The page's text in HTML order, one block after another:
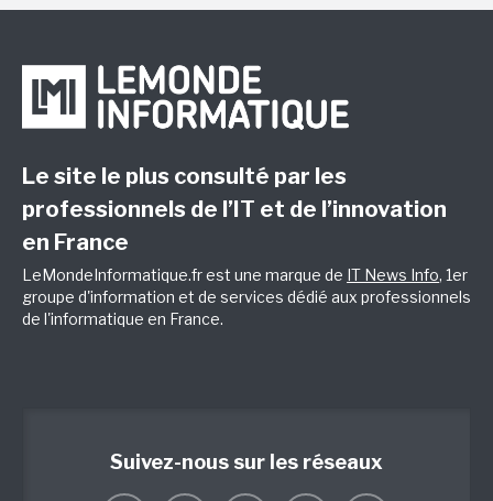
Le site le plus consulté par les
professionnels de l’IT et de l’innovation
en France
LeMondeInformatique.fr est une marque de IT News Info, 1er
groupe d'information et de services dédié aux professionnels
de l'informatique en France.
Suivez-nous sur les réseaux